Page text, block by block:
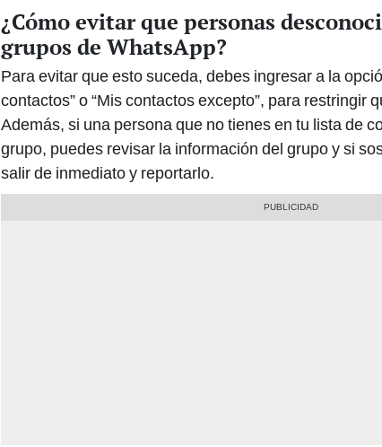
¿Cómo evitar que personas
grupos de WhatsApp?
Para evitar que esto suceda, debes ingresar a la
contactos” o “Mis contactos excepto”, para restringir
Además, si una persona que no tienes en tu lista de
grupo, puedes revisar la información del grupo y si
salir de inmediato y reportarlo.